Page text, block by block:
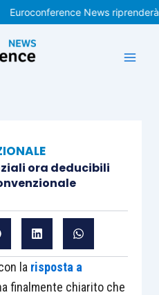
News riprenderà le
ora deducibili
la risposta a
finalmente chiarito che